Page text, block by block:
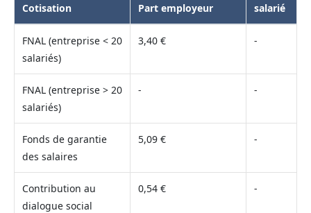
Cotisation Part employeur
salarié
FNAL (entreprise < 20
salariés)
3,40 € -
FNAL (entreprise > 20
salariés)
- -
Fonds de garantie
des salaires
5,09 € -
Contribution au
dialogue social
0,54 € -